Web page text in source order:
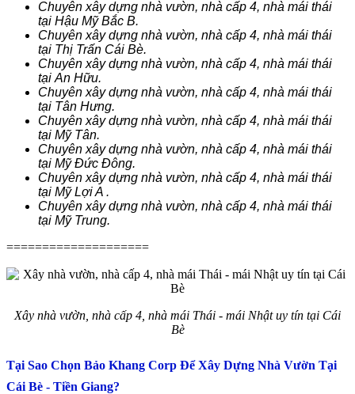
Chuyên xây dựng nhà vườn, nhà cấp 4, nhà mái thái
tại Hậu Mỹ Bắc B.
Chuyên xây dựng nhà vườn, nhà cấp 4, nhà mái thái
tại Thị Trấn Cái Bè.
Chuyên xây dựng nhà vườn, nhà cấp 4, nhà mái thái
tại An Hữu.
Chuyên xây dựng nhà vườn, nhà cấp 4, nhà mái thái
tại Tân Hưng.
Chuyên xây dựng nhà vườn, nhà cấp 4, nhà mái thái
tại Mỹ Tân.
Chuyên xây dựng nhà vườn, nhà cấp 4, nhà mái thái
tại Mỹ Đức Đông.
Chuyên xây dựng nhà vườn, nhà cấp 4, nhà mái thái
tại Mỹ Lợi A .
Chuyên xây dựng nhà vườn, nhà cấp 4, nhà mái thái
tại Mỹ Trung.
====================
Xây nhà vườn, nhà cấp 4, nhà mái Thái - mái Nhật uy tín tại Cái
Bè
Tại Sao Chọn Bảo Khang Corp Để Xây Dựng Nhà Vườn Tại
Cái Bè - Tiền Giang?